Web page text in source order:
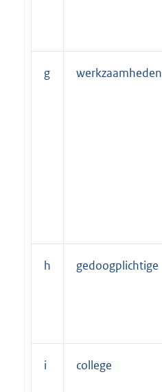
g werkzaamheden
h gedoogplichtige
i college